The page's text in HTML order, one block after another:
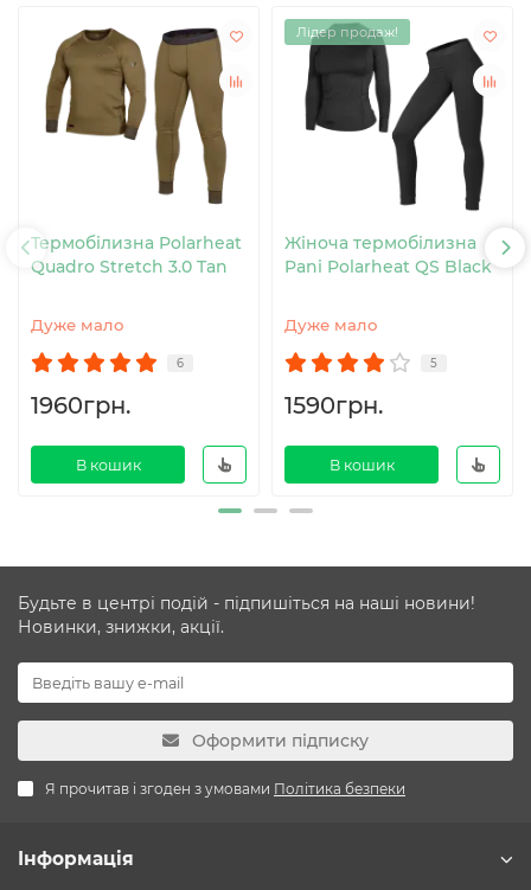
Термобілизна Polarheat
Quadro Stretch 3.0 Tan
Дуже мало
6
1960грн.
В кошик
Лідер продаж!
Жіноча термобілизна
Pani Polarheat QS Black
Дуже мало
5
1590грн.
В кошик
Будьте в центрі подій - підпишіться на наші новини!
Новинки, знижки, акції.
Оформити підписку
Я прочитав і згоден з умовами Політика безпеки
Інформація